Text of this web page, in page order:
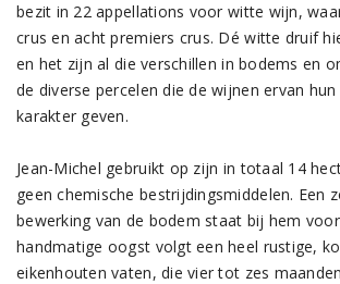
bezit in 22 appellations voor witte wijn,
crus en acht premiers crus. Dé witte druif
en het zijn al die verschillen in bodems en
de diverse percelen die de wijnen ervan hun
karakter geven.
Jean-Michel gebruikt op zijn in totaal 14
geen chemische bestrijdingsmiddelen. Een
bewerking van de bodem staat bij hem
handmatige oogst volgt een heel rustige,
eikenhouten vaten, die vier tot zes